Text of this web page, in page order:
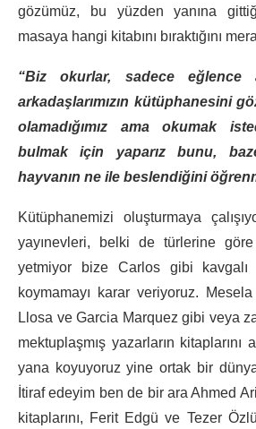
gözümüz, bu yüzden yanına
masaya hangi kitabını bıraktığını
“Biz okurlar, sadece eğlence
arkadaşlarımızın kütüphanesini
olamadığımız ama okumak
bulmak için yaparız bunu,
hayvanın ne ile beslendiğini
Kütüphanemizi oluşturmaya
yayınevleri, belki de türlerine
yetmiyor bize Carlos gibi kavgalı
koymamayı karar veriyoruz.
Llosa ve Garcia Marquez gibi veya
mektuplaşmış yazarların kitaplarını
yana koyuyoruz yine ortak bir
İtiraf edeyim ben de bir ara Ahmed
kitaplarını, Ferit Edgü ve Tezer